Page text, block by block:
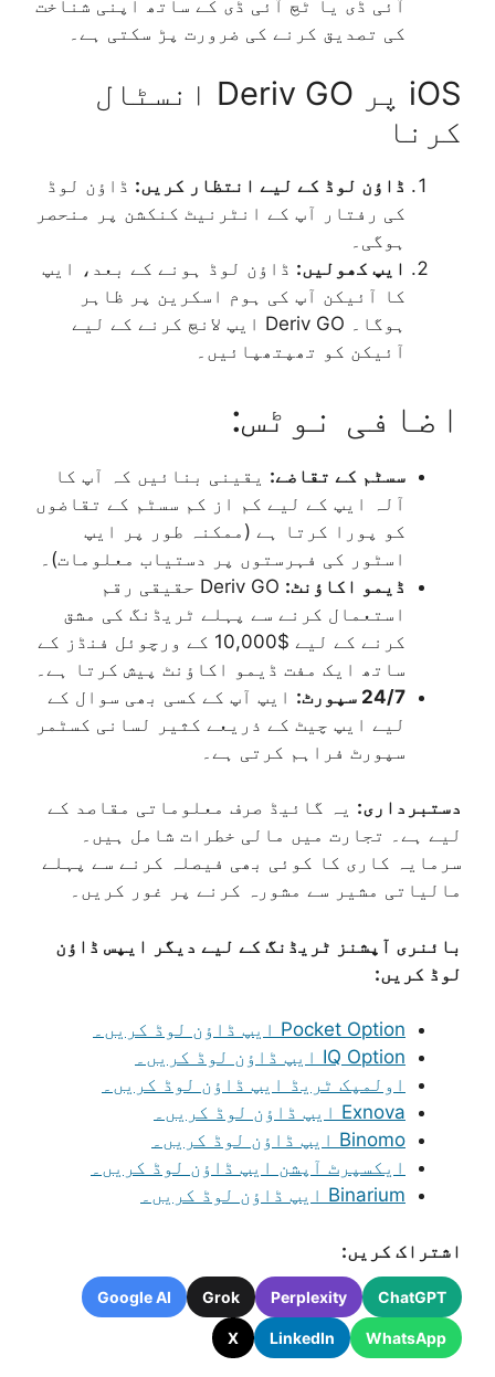
آئی ڈی یا ٹچ آئی ڈی کے ساتھ اپنی شناخت
کی تصدیق کرنے کی ضرورت پڑ سکتی ہے۔
iOS پر Deriv GO انسٹال
کرنا
ڈاؤن لوڈ کے لیے انتظار کریں: ڈاؤن لوڈ
کی رفتار آپ کے انٹرنیٹ کنکشن پر منحصر
ہوگی۔
ایپ کھولیں: ڈاؤن لوڈ ہونے کے بعد، ایپ
کا آئیکن آپ کی ہوم اسکرین پر ظاہر
ہوگا۔ Deriv GO ایپ لانچ کرنے کے لیے
آئیکن کو تھپتھپائیں۔
اضافی نوٹس:
سسٹم کے تقاضے: یقینی بنائیں کہ آپ کا
آلہ ایپ کے لیے کم از کم سسٹم کے تقاضوں
کو پورا کرتا ہے (ممکنہ طور پر ایپ
اسٹور کی فہرستوں پر دستیاب معلومات)۔
ڈیمو اکاؤنٹ:
Deriv GO حقیقی رقم
استعمال کرنے سے پہلے ٹریڈنگ کی مشق
کرنے کے لیے $10,000 کے ورچوئل فنڈز کے
ساتھ ایک مفت ڈیمو اکاؤنٹ پیش کرتا ہے۔
24/7 سپورٹ:
ایپ آپ کے کسی بھی سوال کے
لیے ایپ چیٹ کے ذریعے کثیر لسانی کسٹمر
سپورٹ فراہم کرتی ہے۔
دستبرداری: یہ گائیڈ صرف معلوماتی مقاصد کے
لیے ہے۔ تجارت میں مالی خطرات شامل ہیں۔
سرمایہ کاری کا کوئی بھی فیصلہ کرنے سے پہلے
مالیاتی مشیر سے مشورہ کرنے پر غور کریں۔
بائنری آپشنز ٹریڈنگ کے لیے دیگر ایپس ڈاؤن
لوڈ کریں:
Pocket Option ایپ ڈاؤن لوڈ کریں۔
IQ Option ایپ ڈاؤن لوڈ کریں۔
اولمپک ٹریڈ ایپ ڈاؤن لوڈ کریں۔
Exnova ایپ ڈاؤن لوڈ کریں۔
Binomo ایپ ڈاؤن لوڈ کریں۔
ایکسپرٹ آپشن ایپ ڈاؤن لوڈ کریں۔
Binarium ایپ ڈاؤن لوڈ کریں۔
اشتراک کریں:
ChatGPT
Perplexity
Grok
Google AI
WhatsApp
LinkedIn
X